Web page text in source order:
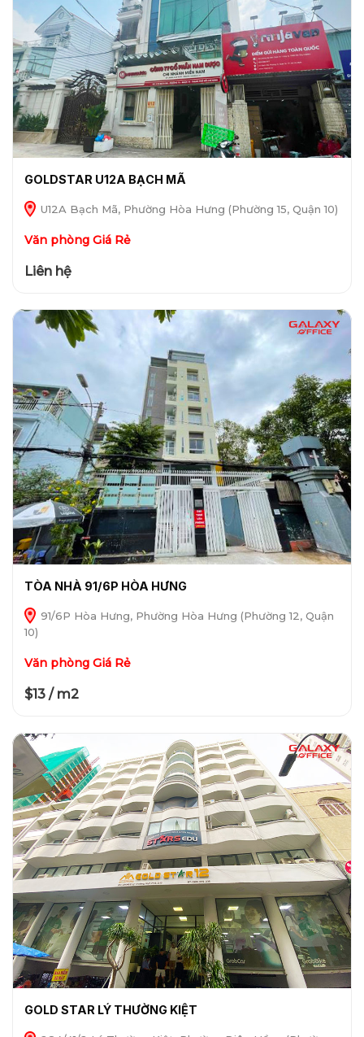
GOLDSTAR U12A BẠCH MÃ
U12A Bạch Mã, Phường Hòa Hưng (Phường 15, Quận 10)
Văn phòng Giá Rẻ
Liên hệ
TÒA NHÀ 91/6P HÒA HƯNG
91/6P Hòa Hưng, Phường Hòa Hưng (Phường 12, Quận
10)
Văn phòng Giá Rẻ
$13 / m2
GOLD STAR LÝ THƯỜNG KIỆT